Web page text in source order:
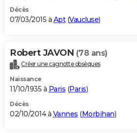
Décès
07/03/2015 à Apt(Vaucluse)
Robert JAVON (78 ans)
Créer une cagnotte obsèques
Naissance
11/10/1935 à Paris (Paris)
Décès
02/10/2014 à Vannes (Morbihan)